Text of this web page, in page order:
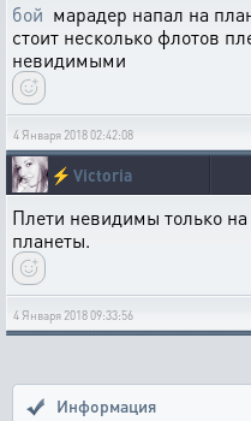
бой марадер напал на
стоит несколько флотов
невидимыми
4 Января 2018 02:42:08
⚡ Victoria
Плети невидимы только
планеты.
4 Января 2018 09:33:56
Информация